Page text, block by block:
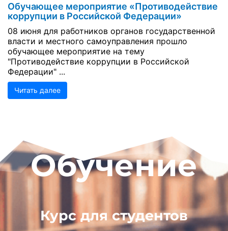
Обучающее мероприятие «Противодействие
коррупции в Российской Федерации»
08 июня для работников органов государственной
власти и местного самоуправления прошло
обучающее мероприятие на тему
"Противодействие коррупции в Российской
Федерации" ...
Читать далее
Обучение
Курс для студентов